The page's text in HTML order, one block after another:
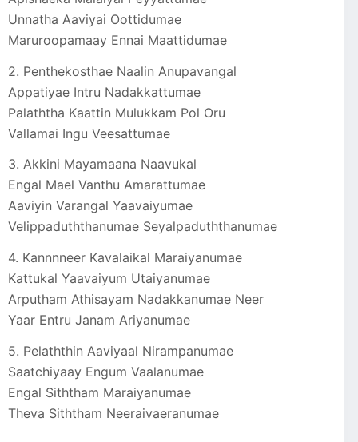
Unnatha Aaviyai Oottidumae
Maruroopamaay Ennai Maattidumae
2. Penthekosthae Naalin Anupavangal
Appatiyae Intru Nadakkattumae
Palaththa Kaattin Mulukkam Pol Oru
Vallamai Ingu Veesattumae
3. Akkini Mayamaana Naavukal
Engal Mael Vanthu Amarattumae
Aaviyin Varangal Yaavaiyumae
Velippaduththanumae Seyalpaduththanumae
4. Kannnneer Kavalaikal Maraiyanumae
Kattukal Yaavaiyum Utaiyanumae
Arputham Athisayam Nadakkanumae Neer
Yaar Entru Janam Ariyanumae
5. Pelaththin Aaviyaal Nirampanumae
Saatchiyaay Engum Vaalanumae
Engal Siththam Maraiyanumae
Theva Siththam Neeraivaeranumae